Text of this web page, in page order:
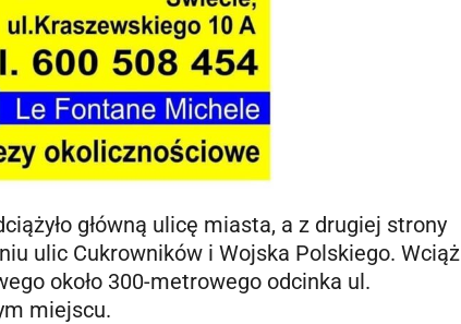
główną ulicę miasta, a z drugiej strony
ulic Cukrowników i Wojska Polskiego. Wciąż
około 300-metrowego odcinka ul.
miejscu.